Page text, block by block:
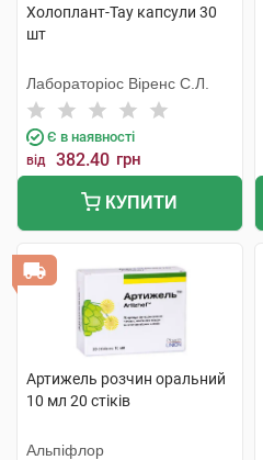
Холоплант-Тау капсули 30
шт
Лабораторіос Віренс С.Л.
Є в наявності
від 382.40 грн
КУПИТИ
Артижель розчин оральний
10 мл 20 стіків
Альпіфлор